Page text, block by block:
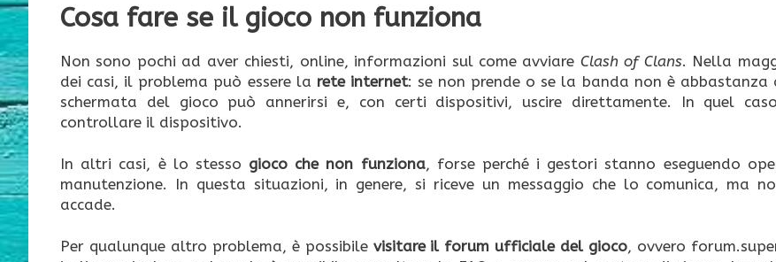
Cosa fare se il gioco non funziona
Non sono pochi ad aver chiesti, online, informazioni sul come avviare Clash of Clans. Nella
dei casi, il problema può essere la rete internet: se non prende o se la banda non è abbastanza
schermata del gioco può annerirsi e, con certi dispositivi, uscire direttamente. In quel
controllare il dispositivo.
In altri casi, è lo stesso gioco che non funziona, forse perché i gestori stanno eseguendo
manutenzione. In questa situazioni, in genere, si riceve un messaggio che lo comunica, ma
accade.
Per qualunque altro problema, è possibile visitare il forum ufficiale del gioco, ovvero